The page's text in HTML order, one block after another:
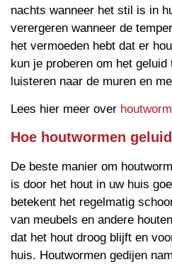
nachts wanneer het stil is in
verergeren wanneer de
het vermoeden hebt dat er
kun je proberen om het
luisteren naar de muren en
Lees hier meer over
Hoe houtwormen
De beste manier om
is door het hout in uw huis
betekent het regelmatig
van meubels en andere
dat het hout droog blijft en
huis. Houtwormen gedijen